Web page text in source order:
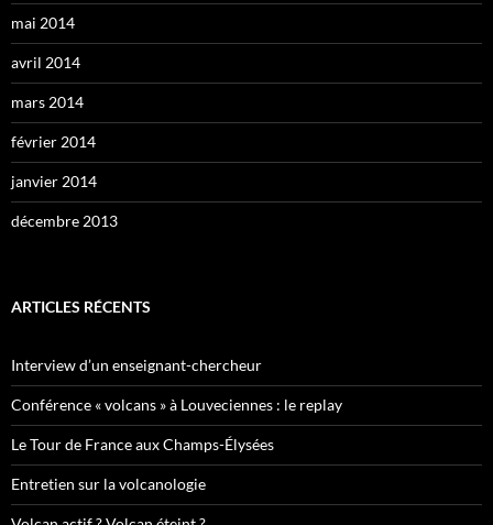
mai 2014
avril 2014
mars 2014
février 2014
janvier 2014
décembre 2013
ARTICLES RÉCENTS
Interview d’un enseignant-chercheur
Conférence « volcans » à Louveciennes : le replay
Le Tour de France aux Champs-Élysées
Entretien sur la volcanologie